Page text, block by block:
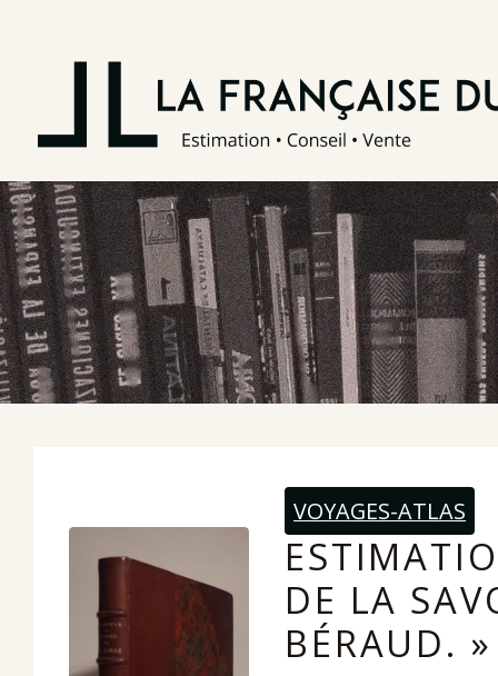
VOYAGES-ATLAS
DE LA
BÉRAUD. »